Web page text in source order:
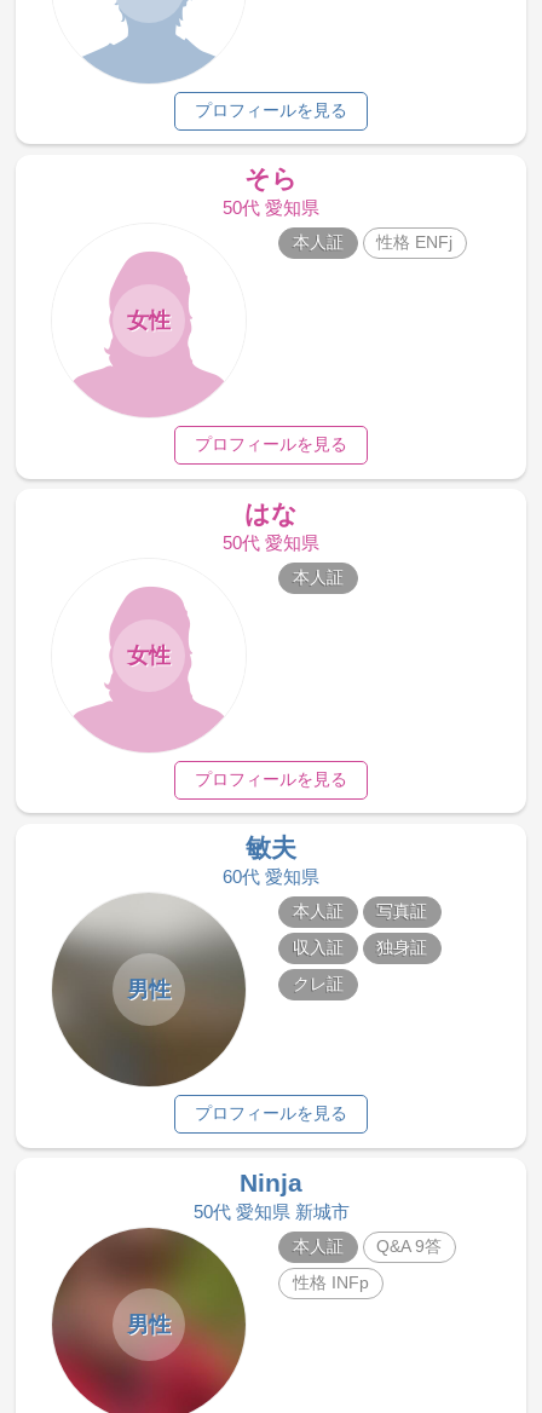
プロフィールを見る
そら
50代 愛知県
女性
本人証 性格 ENFj
プロフィールを見る
はな
50代 愛知県
女性
本人証
プロフィールを見る
敏夫
60代 愛知県
男性
本人証
写真証
収入証
独身証
クレ証
プロフィールを見る
Ninja
50代 愛知県 新城市
男性
本人証
Q&A 9答
性格 INFp